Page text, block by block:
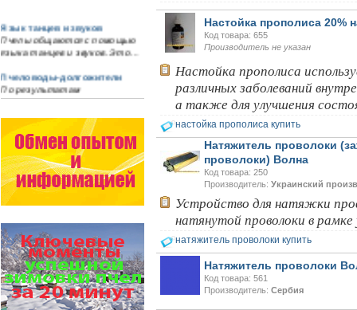
Пчелы общаются с помощью
языка танцев и звуков. Это…
Пчеловоды-долгожители
По результатам
статистического
долгожителям старше 100
лет…
Варроадез - это лучшее
современное средство
для лечения варроатоза и
действует на два вида
клеща…
Пчёлы умеют считать до
четырёх.
Проведя серию
экспериментов, учёные
выяснили, что медоносные
пчёлы превосходят…
Настойка прополиса 20%
Код товара: 655
Производитель не указан
Настойка прополиса
различных заболеваний
а также для улучшения
настойка прополиса купить
Натяжитель проволоки
проволоки) Волна
Код товара: 250
Производитель: Украинский
Устройство для натяжки
натянутой проволоки в рамке
натяжитель проволоки купить
Натяжитель проволоки
Код товара: 561
Производитель: Сербия